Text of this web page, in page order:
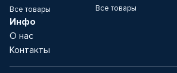
Все товары
Все товары
Инфо
О нас
Контакты